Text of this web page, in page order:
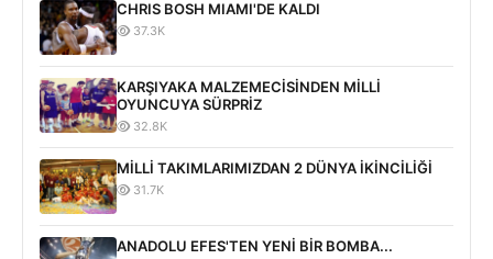
CHRIS BOSH MIAMI'DE KALDI
37.3K
KARŞIYAKA MALZEMECİSİNDEN MİLLİ
OYUNCUYA SÜRPRİZ
32.8K
MİLLİ TAKIMLARIMIZDAN 2 DÜNYA İKİNCİLİĞİ
31.7K
ANADOLU EFES'TEN YENİ BİR BOMBA...